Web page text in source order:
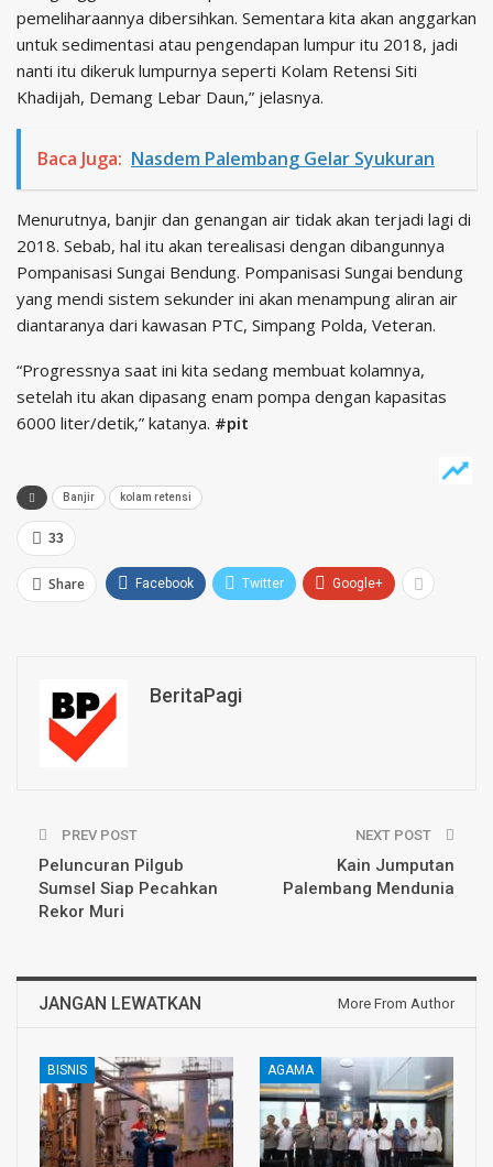
pemeliharaannya dibersihkan. Sementara kita akan anggarkan
untuk sedimentasi atau pengendapan lumpur itu 2018, jadi
nanti itu dikeruk lumpurnya seperti Kolam Retensi Siti
Khadijah, Demang Lebar Daun,” jelasnya.
Baca Juga: Nasdem Palembang Gelar Syukuran
Menurutnya, banjir dan genangan air tidak akan terjadi lagi di
2018. Sebab, hal itu akan terealisasi dengan dibangunnya
Pompanisasi Sungai Bendung. Pompanisasi Sungai bendung
yang mendi sistem sekunder ini akan menampung aliran air
diantaranya dari kawasan PTC, Simpang Polda, Veteran.
“Progressnya saat ini kita sedang membuat kolamnya,
setelah itu akan dipasang enam pompa dengan kapasitas
6000 liter/detik,” katanya. #pit
Banjir kolam retensi
33
Share Facebook Twitter Google+
BeritaPagi
PREV POST
Peluncuran Pilgub
Sumsel Siap Pecahkan
Rekor Muri
NEXT POST
Kain Jumputan
Palembang Mendunia
JANGAN LEWATKAN More From Author
BISNIS AGAMA